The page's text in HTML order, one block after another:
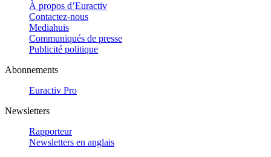
À propos d’Euractiv
Contactez-nous
Mediahuis
Communiqués de presse
Publicité politique
Abonnements
Euractiv Pro
Newsletters
Rapporteur
Newsletters en anglais